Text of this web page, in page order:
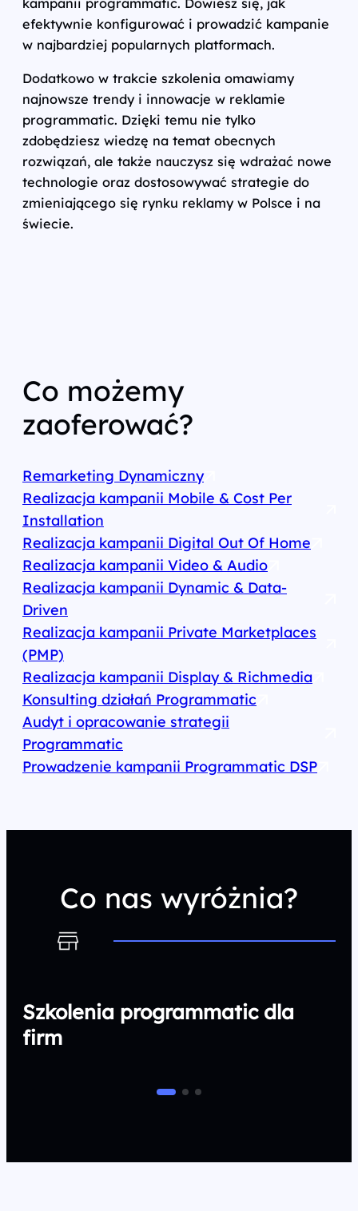
efektywnie konfigurować i prowadzić kampanie
w najbardziej popularnych platformach.
Dodatkowo w trakcie szkolenia omawiamy
najnowsze trendy i innowacje w reklamie
programmatic. Dzięki temu nie tylko
zdobędziesz wiedzę na temat obecnych
rozwiązań, ale także nauczysz się wdrażać nowe
technologie oraz dostosowywać strategie do
zmieniającego się rynku reklamy w Polsce i na
świecie.
Co możemy
zaoferować?
Remarketing Dynamiczny
Realizacja kampanii Mobile & Cost Per
Installation
Realizacja kampanii Digital Out Of Home
Realizacja kampanii Video & Audio
Realizacja kampanii Dynamic & Data-
Driven
Realizacja kampanii Private Marketplaces
(PMP)
Realizacja kampanii Display & Richmedia
Konsulting działań Programmatic
Audyt i opracowanie strategii
Programmatic
Prowadzenie kampanii Programmatic DSP
Co nas wyróżnia?
Szkolenia programmatic dla
firm